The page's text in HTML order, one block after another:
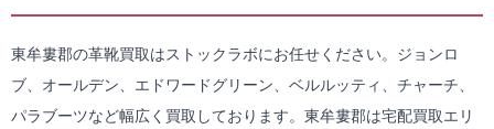
東牟婁郡の革靴買取はストックラボにお任せください。ジョンロ
ブ、オールデン、エドワードグリーン、ベルルッティ、チャーチ、
パラブーツなど幅広く買取しております。東牟婁郡は宅配買取エリ